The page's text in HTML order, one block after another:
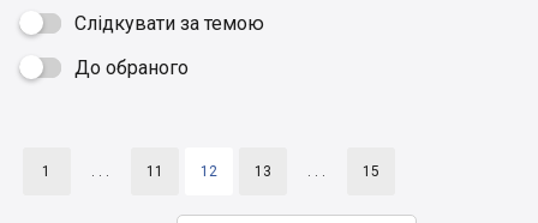
Слідкувати за темою
 До обраного
1 . . . 11 12 13 . . . 15